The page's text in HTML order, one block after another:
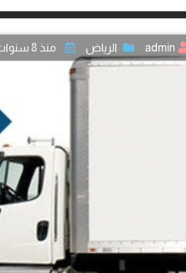
admin الرياض منذ 8 سنوات